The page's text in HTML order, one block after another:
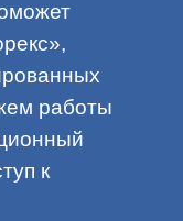
работы
к